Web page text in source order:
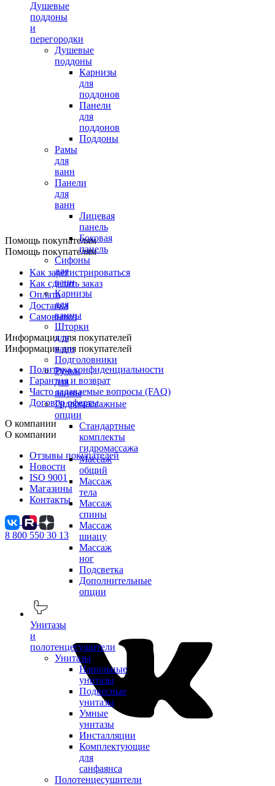
Душевые
поддоны
и
перегородки
Душевые
поддоны
Карнизы
для
поддонов
Панели
для
поддонов
Поддоны
Рамы
для
ванн
Панели
для
ванн
Лицевая
панель
Боковая
панель
Сифоны
для
ванн
Карнизы
для
ванны
Шторки
для
ванн
Подголовники
Ручки
для
ванны
Гидромассажные
опции
Стандартные
комплекты
гидромассажа
Массаж
общий
Массаж
тела
Массаж
спины
Массаж
шиацу
Массаж
ног
Подсветка
Дополнительные
опции
Унитазы
и
полотенцесушители
Унитазы
Напольные
унитазы
Подвесные
унитазы
Умные
унитазы
Инсталляции
Комплектующие
для
санфаянса
Полотенцесушители
Помощь покупателям
Помощь покупателям
Как зарегистрироваться
Как сделать заказ
Оплата
Доставка
Самовывоз
Информация для покупателей
Информация для покупателей
Политика конфиденциальности
Гарантия и возврат
Часто задаваемые вопросы (FAQ)
Договор оферты
О компании
О компании
Отзывы покупателей
Новости
ISO 9001
Магазины
Контакты
8 800 550 30 13